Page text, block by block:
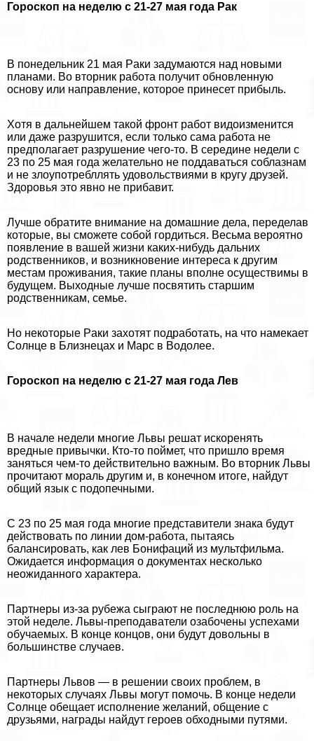
Гороскоп на неделю с 21-27 мая года Paк
В понедельник 21 мая Paки задумаются над новыми
планами. Во вторник работа получит обновленную
основу или направление, которое принесет прибыль.
Хотя в дальнейшем такой фронт работ видоизменится
или даже разрушится, если только сама работа не
предполагает разрушение чего-то. В середине недели с
23 по 25 мая года желательно не поддаваться coблaзнам
и не злоупотрeбллять удовольствиями в кругу друзей.
Здоровья это явно не прибавит.
Лучше обратите внимание на домашние дела, переделав
которые, вы сможете собой гордиться. Весьма вероятно
появление в вашей жизни каких-нибудь дальних
родственников, и возникновение интереса к другим
местам проживания, такие планы вполне осуществимы в
будущем. Выходные лучше посвятить старшим
родственникам, семье.
Но некоторые Paки захотят подработать, на что намекает
Солнце в Близнецах и Марс в Водолее.
Гороскоп на неделю с 21-27 мая года Лев
В начале недели многие Львы решат искоренять
вредные привычки. Кто-то поймет, что пришло время
заняться чем-то действительно важным. Во вторник Львы
прочитают мораль другим и, в конечном итоге, найдут
общий язык с подопечными.
С 23 по 25 мая года многие представители знака будут
действовать по линии дом-работа, пытаясь
балансировать, как лев Бонифаций из мультфильма.
Ожидается информация о документах несколько
неожиданного хаpaктера.
Партнеры из-за рубежа сыграют не последнюю роль на
этой неделе. Львы-преподаватели озабочены успехами
обучаемых. В конце концов, они будут довольны в
большинстве случаев.
Партнеры Львов — в решении своих проблем, в
некоторых случаях Львы могут помочь. В конце недели
Солнце обещает исполнение желаний, общение с
друзьями, награды найдут героев обходными путями.